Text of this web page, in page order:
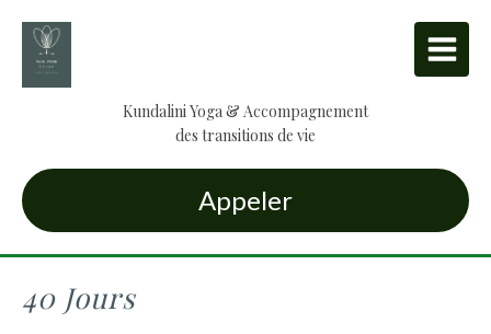
Kundalini Yoga & Accompagnement
des transitions de vie
Appeler
40 Jours